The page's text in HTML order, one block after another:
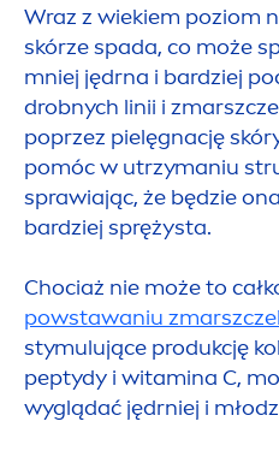
Wraz z wiekiem poziom
skórze spada, co może
mniej jędrna i bardziej
drobnych linii i
poprzez pielęgnację
pomóc w utrzymaniu
sprawiając, że będzie
bardziej sprężysta.
Chociaż nie może to
powstawaniu
stymulujące produkcję
peptydy i witamina C,
wyglądać jędrniej i